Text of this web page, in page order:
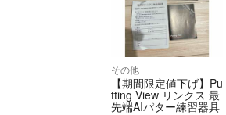
その他
【期間限定値下げ】Pu
tting View リンクス 最
先端AIパター練習器具